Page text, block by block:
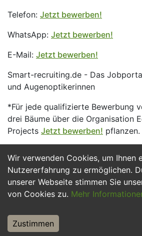
Wir verwenden Cookies, um Ihnen
Nutzererfahrung zu ermöglichen.
unserer Webseite stimmen Sie
von Cookies zu. Mehr
Zustimmen
Telefon: Jetzt bewerben!
WhatsApp: Jetzt bewerben!
E-Mail: Jetzt bewerben!
Smart-recruiting.de - Das
und Augenoptikerinnen
*Für jede qualifizierte Bewerbung
drei Bäume über die Organisation
Projects Jetzt bewerben! pflanzen.
Jetzt